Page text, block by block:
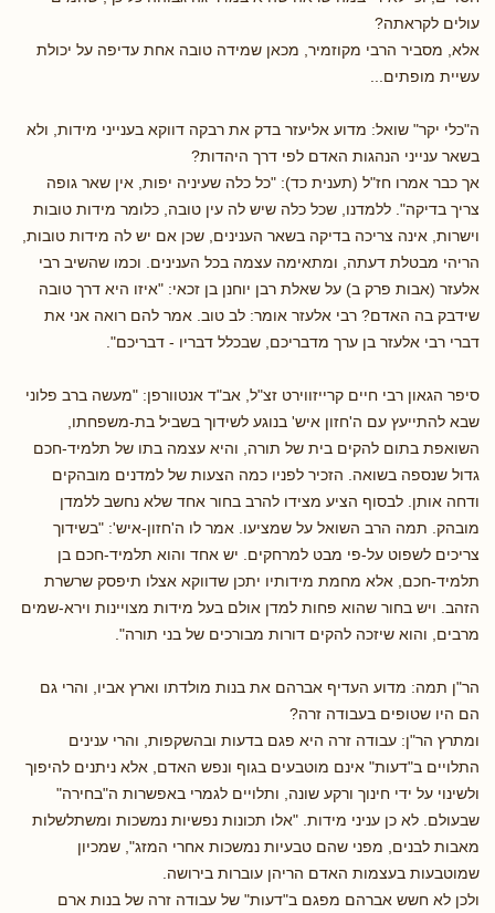
עולים לקראתה?
אלא, מסביר הרבי מקוזמיר, מכאן שמידה טובה אחת עדיפה על יכולת
עשיית מופתים...
ה"כלי יקר" שואל: מדוע אליעזר בדק את רבקה דווקא בענייני מידות, ולא
בשאר ענייני הנהגות האדם לפי דרך היהדות?
אך כבר אמרו חז"ל (תענית כד): "כל כלה שעיניה יפות, אין שאר גופה
צריך בדיקה". ללמדנו, שכל כלה שיש לה עין טובה, כלומר מידות טובות
וישרות, אינה צריכה בדיקה בשאר הענינים, שכן אם יש לה מידות טובות,
הריהי מבטלת דעתה, ומתאימה עצמה בכל הענינים. וכמו שהשיב רבי
אלעזר (אבות פרק ב) על שאלת רבן יוחנן בן זכאי: "איזו היא דרך טובה
שידבק בה האדם? רבי אלעזר אומר: לב טוב. אמר להם רואה אני את
דברי רבי אלעזר בן ערך מדבריכם, שבכלל דבריו - דבריכם".
סיפר הגאון רבי חיים קרייזווירט זצ"ל, אב"ד אנטוורפן: "מעשה ברב פלוני
שבא להתייעץ עם ה'חזון איש' בנוגע לשידוך בשביל בת-משפחתו,
השואפת בתום להקים בית של תורה, והיא עצמה בתו של תלמיד-חכם
גדול שנספה בשואה. הזכיר לפניו כמה הצעות של למדנים מובהקים
ודחה אותן. לבסוף הציע מצידו להרב בחור אחד שלא נחשב ללמדן
מובהק. תמה הרב השואל על שמציעו. אמר לו ה'חזון-איש': "בשידוך
צריכים לשפוט על-פי מבט למרחקים. יש אחד והוא תלמיד-חכם בן
תלמיד-חכם, אלא מחמת מידותיו יתכן שדווקא אצלו תיפסק שרשרת
הזהב. ויש בחור שהוא פחות למדן אולם בעל מידות מצויינות וירא-שמים
מרבים, והוא שיזכה להקים דורות מבורכים של בני תורה".
הר"ן תמה: מדוע העדיף אברהם את בנות מולדתו וארץ אביו, והרי גם
הם היו שטופים בעבודה זרה?
ומתרץ הר"ן: עבודה זרה היא פגם בדעות ובהשקפות, והרי ענינים
התלויים ב"דעות" אינם מוטבעים בגוף ונפש האדם, אלא ניתנים להיפוך
ולשינוי על ידי חינוך ורקע שונה, ותלויים לגמרי באפשרות ה"בחירה"
שבעולם. לא כן עניני מידות. "אלו תכונות נפשיות נמשכות ומשתלשלות
מאבות לבנים, מפני שהם טבעיות נמשכות אחרי המזג", שמכיון
שמוטבעות בעצמות האדם הריהן עוברות בירושה.
ולכן לא חשש אברהם מפגם ב"דעות" של עבודה זרה של בנות ארם